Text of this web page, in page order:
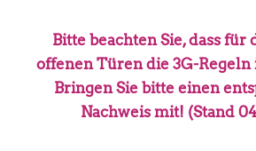
Bitte beachten Sie, dass für
offenen Türen die 3G-
Bringen Sie bitte einen
Nachweis mit! (Stand